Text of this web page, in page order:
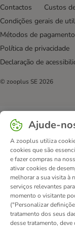
Contactos Custos
Condições gerais de
Métodos de pagamento
Política de privacidade
Declaração de
© zooplus SE 2026
Ajude-
A zooplus utiliza
cookies que são
e fazer compras na
ativar cookies de
melhorar a sua visita à
serviços relevantes
momento o visitante
("Personalizar
tratamento dos seus
desse tratamento,